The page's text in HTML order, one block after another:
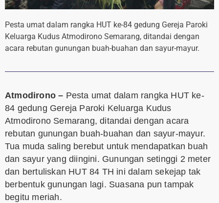
Pesta umat dalam rangka HUT ke-84 gedung Gereja Paroki
Keluarga Kudus Atmodirono Semarang, ditandai dengan
acara rebutan gunungan buah-buahan dan sayur-mayur.
Atmodirono – Pesta umat dalam rangka HUT ke-
84 gedung Gereja Paroki Keluarga Kudus
Atmodirono Semarang, ditandai dengan acara
rebutan gunungan buah-buahan dan sayur-mayur.
Tua muda saling berebut untuk mendapatkan buah
dan sayur yang diingini. Gunungan setinggi 2 meter
dan bertuliskan HUT 84 TH ini dalam sekejap tak
berbentuk gunungan lagi. Suasana pun tampak
begitu meriah.